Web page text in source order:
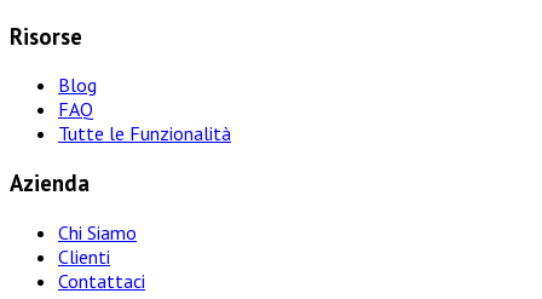
Risorse
Blog
FAQ
Tutte le Funzionalità
Azienda
Chi Siamo
Clienti
Contattaci